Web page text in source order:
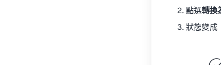
點選轉換
狀態變成